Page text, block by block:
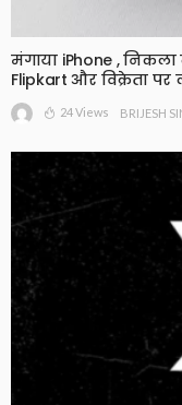
मंगाया iPhone ,
Flipkart और विक्रेता पर
24 Views BRIJESH